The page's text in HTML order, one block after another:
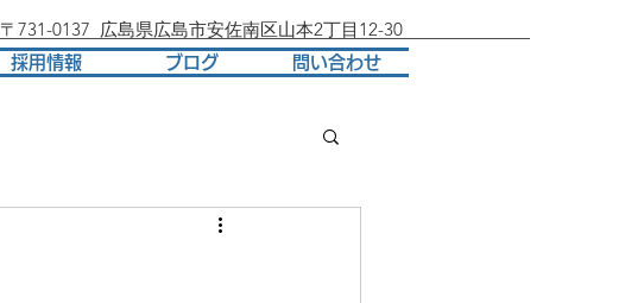
〒731-0137 広島県広島市安佐南区山本2丁目12-30
採用情報 ブログ 問い合わせ